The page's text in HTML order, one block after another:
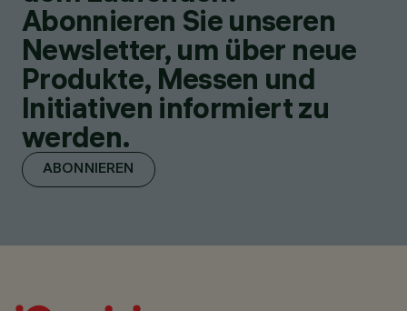
Abonnieren Sie unseren
Newsletter, um über neue
Produkte, Messen und
Initiativen informiert zu
werden.
ABONNIEREN